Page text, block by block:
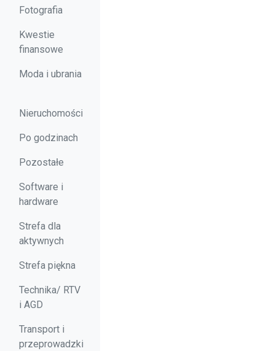
Fotografia
Kwestie
finansowe
Moda i ubrania
Nieruchomości
Po godzinach
Pozostałe
Software i
hardware
Strefa dla
aktywnych
Strefa piękna
Technika/ RTV
i AGD
Transport i
przeprowadzki